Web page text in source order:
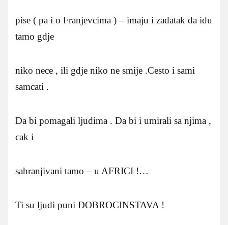
pise ( pa i o Franjevcima ) – imaju i zadatak da idu
tamo gdje
niko nece , ili gdje niko ne smije .Cesto i sami
samcati .
Da bi pomagali ljudima . Da bi i umirali sa njima ,
cak i
sahranjivani tamo – u AFRICI !…
Ti su ljudi puni DOBROCINSTAVA !